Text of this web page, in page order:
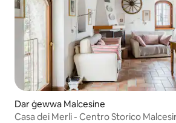
Dar ġewwa Malcesine
Casa dei Merli - Centro Storico